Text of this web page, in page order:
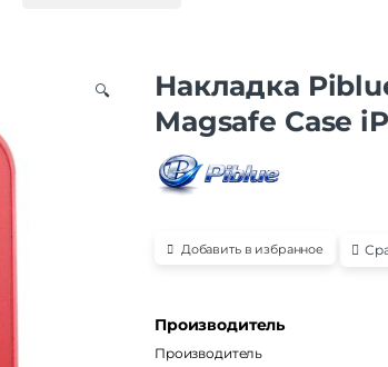
🔍
Накладка
Magsafe Case
Добавить в избранное
Производитель
Производитель